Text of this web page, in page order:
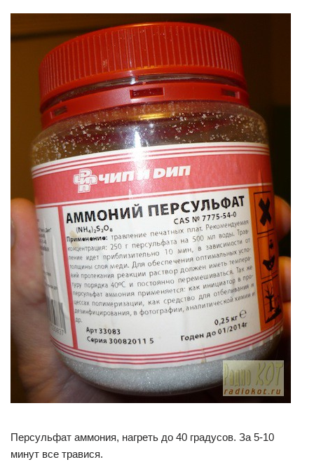
Персульфат аммония, нагреть до 40 градусов. За 5-10
минут все травися.